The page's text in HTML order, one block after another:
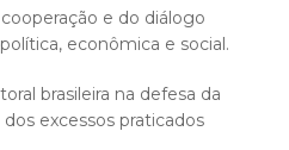
e do diálogo
econômica e social.
brasileira na defesa da
excessos praticados